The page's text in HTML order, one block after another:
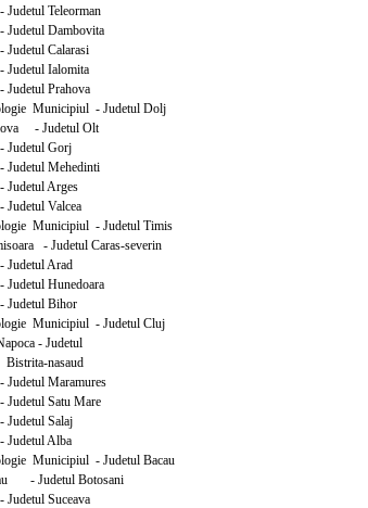
Municipiul - Judetul Dolj
Olt
Municipiul - Judetul Timis
Caras-severin
Municipiul - Judetul Cluj
Judetul
Mare
Municipiul - Judetul Bacau
Botosani